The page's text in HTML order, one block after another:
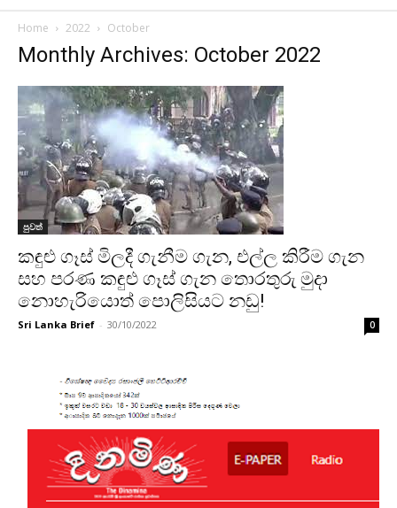
Home 2022 October
Monthly Archives: October 2022
පුවත්
කඳුළු ගෑස් මිලදී ගැනීම ගැන, එල්ල කිරීම ගැන
සහ පරණ කඳුළු ගෑස් ගැන තොරතුරු මුදා
නොහැරියොත් පොලිසියට නඩු!
Sri Lanka Brief - 30/10/2022 0